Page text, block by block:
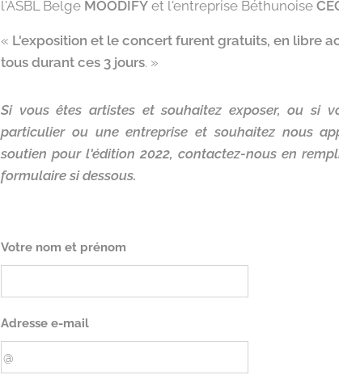
l'ASBL Belge MOODIFY et l'entreprise Béthunoise
« L'exposition et le concert furent gratuits, en libre
tous durant ces 3 jours. »
Si vous êtes artistes et souhaitez exposer, ou si
particulier ou une entreprise et souhaitez nous
soutien pour l'édition 2022, contactez-nous en
formulaire si dessous.
Votre nom et prénom
Adresse e-mail